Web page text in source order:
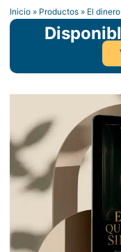
Inicio » Productos » El